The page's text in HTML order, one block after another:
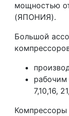
мощностью
(ЯПОНИЯ).
Большой
рабочим
7,10,16,